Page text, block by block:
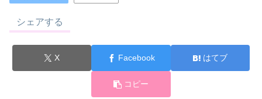
シェアする
X Facebook はてブ
コピー